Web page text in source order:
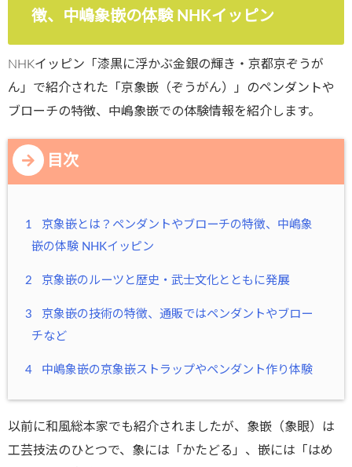
徴、中嶋象嵌の体験 NHKイッピン
NHKイッピン「漆黒に浮かぶ金銀の輝き・京都京ぞうが
ん」で紹介された「京象嵌（ぞうがん）」のペンダントや
ブローチの特徴、中嶋象嵌での体験情報を紹介します。
目次
1
京象嵌とは？ペンダントやブローチの特徴、中嶋象
嵌の体験 NHKイッピン
2 京象嵌のルーツと歴史・武士文化とともに発展
3
京象嵌の技術の特徴、通販ではペンダントやブロー
チなど
4 中嶋象嵌の京象嵌ストラップやペンダント作り体験
以前に和風総本家でも紹介されましたが、象嵌（象眼）は
工芸技法のひとつで、象には「かたどる」、嵌には「はめ